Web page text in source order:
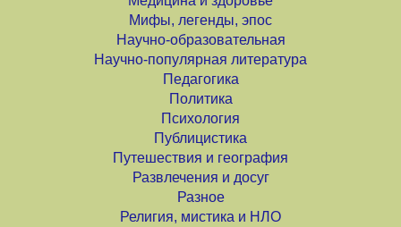
Мифы, легенды, эпос
Научно-образовательная
Научно-популярная литература
Педагогика
Политика
Психология
Публицистика
Путешествия и география
Развлечения и досуг
Разное
Религия, мистика и НЛО